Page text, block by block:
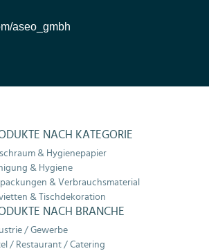
aseo_gmbh
NACH KATEGORIE
& Hygienepapier
& Hygiene
& Verbrauchsmaterial
& Tischdekoration
NACH BRANCHE
/ Gewerbe
/ Restaurant / Catering